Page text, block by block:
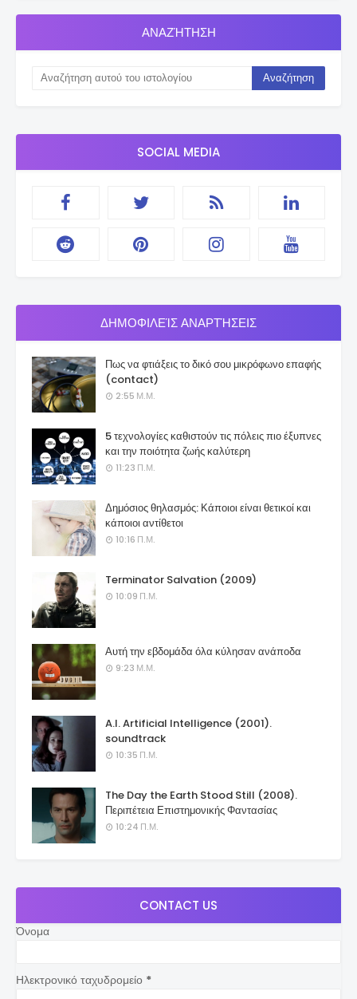
ΑΝΑΖΉΤΗΣΗ
SOCIAL MEDIA
ΔΗΜΟΦΙΛΕΊΣ ΑΝΑΡΤΉΣΕΙΣ
Πως να φτιάξεις το δικό σου μικρόφωνο επαφής
(contact)
2:55 Μ.Μ.
5 τεχνολογίες καθιστούν τις πόλεις πιο έξυπνες
και την ποιότητα ζωής καλύτερη
11:23 Π.Μ.
Δημόσιος θηλασμός: Κάποιοι είναι θετικοί και
κάποιοι αντίθετοι
10:16 Π.Μ.
Terminator Salvation (2009)
10:09 Π.Μ.
Αυτή την εβδομάδα όλα κύλησαν ανάποδα
9:23 Μ.Μ.
A.I. Artificial Intelligence (2001).
soundtrack
10:35 Π.Μ.
The Day the Earth Stood Still (2008).
Περιπέτεια Επιστημονικής Φαντασίας
10:24 Π.Μ.
CONTACT US
Όνομα
Ηλεκτρονικό ταχυδρομείο *